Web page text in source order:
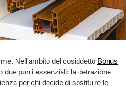
Nell'ambito del cosiddetto Bonus
due punti essenziali: la detrazione
per chi decide di sostituire le